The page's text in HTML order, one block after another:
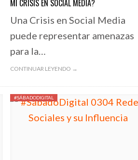
MI CRISIS EN SOCIAL MEDIA?
Una Crisis en Social Media
puede representar amenazas
para la…
CONTINUAR LEYENDO →
#SÁBADODIGITAL